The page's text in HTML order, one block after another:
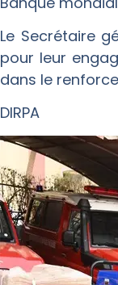
Le Secrétaire
pour leur
dans le
DIRPA